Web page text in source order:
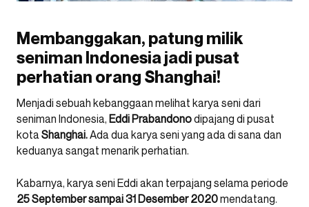
Membanggakan, patung milik
seniman Indonesia jadi pusat
perhatian orang Shanghai!
Menjadi sebuah kebanggaan melihat karya seni dari
seniman Indonesia, Eddi Prabandonodipajang di pusat
kotaShanghai.Ada dua karya seni yang ada di sana dan
keduanya sangat menarik perhatian.
Kabarnya, karya seni Eddi akan terpajang selama periode
25 September sampai 31 Desember 2020mendatang.